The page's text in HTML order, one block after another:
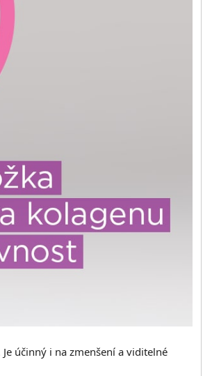
Je účinný i na zmenšení a viditelné